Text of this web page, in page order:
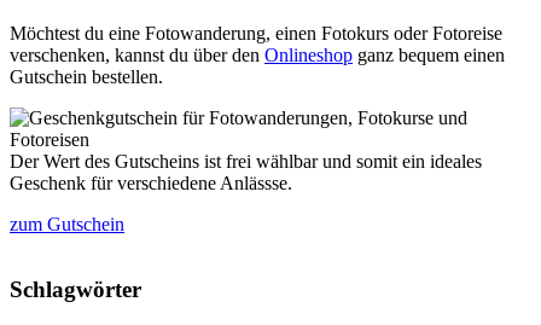
Möchtest du eine Fotowanderung, einen Fotokurs oder Fotoreise
verschenken, kannst du über den Onlineshop ganz bequem einen
Gutschein bestellen.
Der Wert des Gutscheins ist frei wählbar und somit ein ideales
Geschenk für verschiedene Anlässse.
zum Gutschein
Schlagwörter